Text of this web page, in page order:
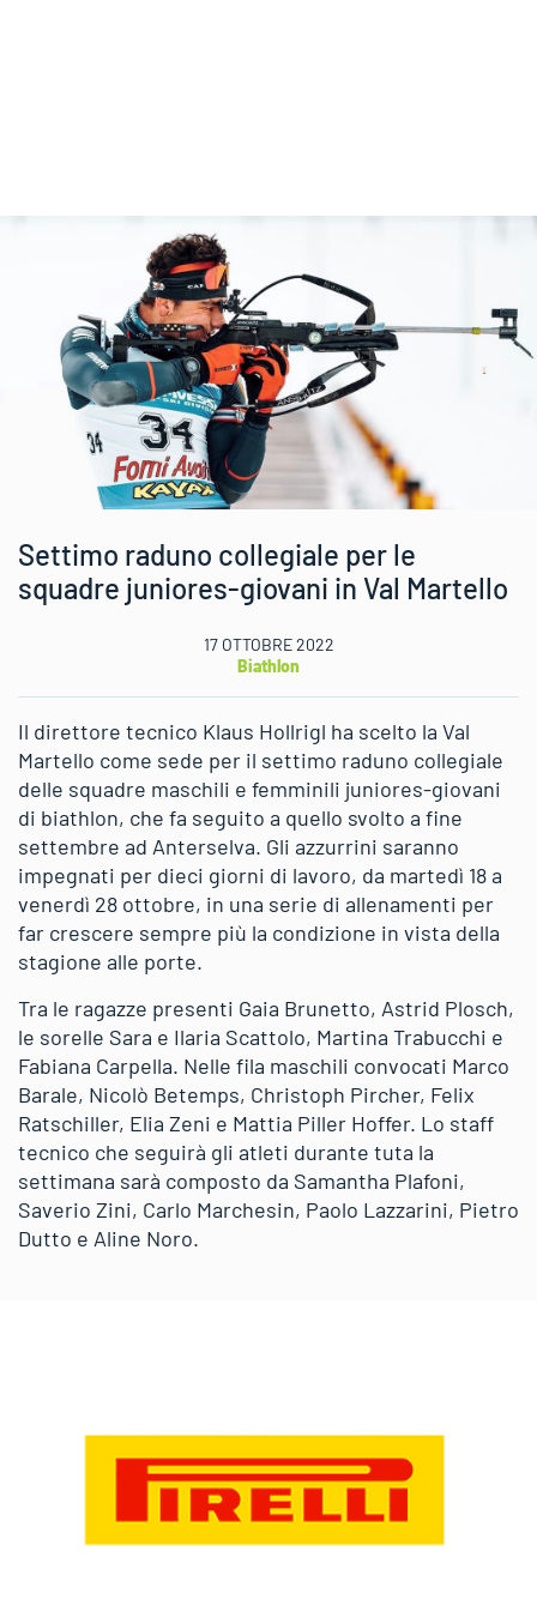
Settimo raduno collegiale per le
squadre juniores-giovani in Val Martello
17 OTTOBRE 2022
Biathlon
Il direttore tecnico Klaus Hollrigl ha scelto la Val
Martello come sede per il settimo raduno collegiale
delle squadre maschili e femminili juniores-giovani
di biathlon, che fa seguito a quello svolto a fine
settembre ad Anterselva. Gli azzurrini saranno
impegnati per dieci giorni di lavoro, da martedì 18 a
venerdì 28 ottobre, in una serie di allenamenti per
far crescere sempre più la condizione in vista della
stagione alle porte.
Tra le ragazze presenti Gaia Brunetto, Astrid Plosch,
le sorelle Sara e Ilaria Scattolo, Martina Trabucchi e
Fabiana Carpella. Nelle fila maschili convocati Marco
Barale, Nicolò Betemps, Christoph Pircher, Felix
Ratschiller, Elia Zeni e Mattia Piller Hoffer. Lo staff
tecnico che seguirà gli atleti durante tuta la
settimana sarà composto da Samantha Plafoni,
Saverio Zini, Carlo Marchesin, Paolo Lazzarini, Pietro
Dutto e Aline Noro.